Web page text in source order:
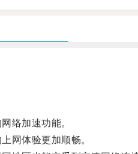
络加速功能。
网体验更加顺畅。